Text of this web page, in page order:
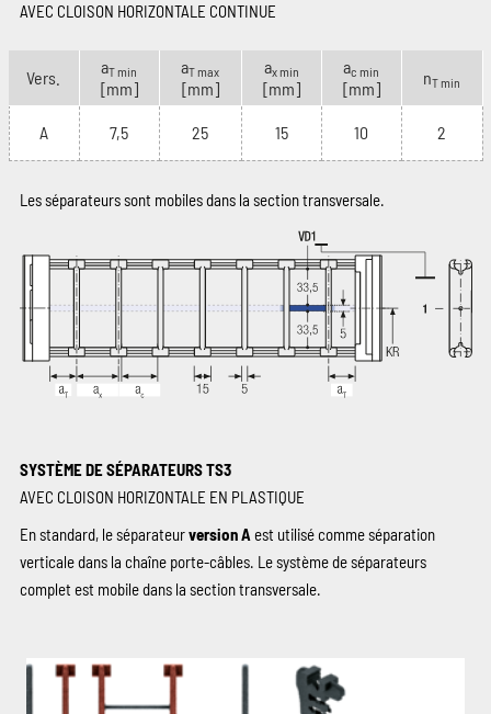
AVEC CLOISON HORIZONTALE CONTINUE
Vers.
aT min
[mm]
aT max
[mm]
ax min
[mm]
ac min
[mm]
nT min
A 7,5 25 15 10 2
Les séparateurs sont mobiles dans la section transversale.
SYSTÈME DE SÉPARATEURS TS3
AVEC CLOISON HORIZONTALE EN PLASTIQUE
En standard, le séparateurversion A est utilisé comme séparation
verticale dans la chaîne porte-câbles. Le système de séparateurs
complet est mobile dans la section transversale.